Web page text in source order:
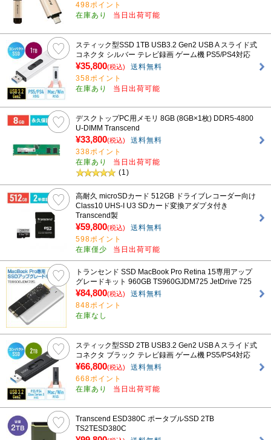
498ポイント
在庫あり
当日出荷可能
スティック型SSD 1TB USB3.2 Gen2 USB A スライド式
コネクタ シルバー テレビ録画 ゲーム機 PS5/PS4対応
¥35,800(税込)
送料無料
358ポイント
在庫あり
当日出荷可能
デスクトップPC用メモリ 8GB (8GB×1枚) DDR5-4800
U-DIMM Transcend
¥33,800(税込)
送料無料
338ポイント
在庫あり
当日出荷可能
(1)
高耐久 microSDカード 512GB ドライブレコーダー向け
Class10 UHS-I U3 SDカード変換アダプタ付き
Transcend製
¥59,800(税込)
送料無料
598ポイント
在庫僅少
当日出荷可能
トランセンド SSD MacBook Pro Retina 15専用アップ
グレードキット 960GB TS960GJDM725 JetDrive 725
¥84,800(税込)
送料無料
848ポイント
在庫なし
スティック型SSD 2TB USB3.2 Gen2 USB A スライド式
コネクタ ブラック テレビ録画 ゲーム機 PS5/PS4対応
¥66,800(税込)
送料無料
668ポイント
在庫あり
当日出荷可能
Transcend ESD380C ポータブルSSD 2TB
TS2TESD380C